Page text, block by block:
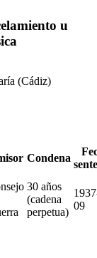
u
(Cádiz)
Condena
30 años
(cadena
perpetua)
09